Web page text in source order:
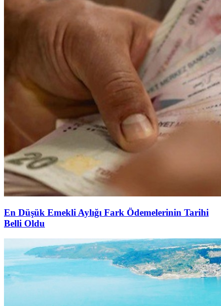
En Düşük Emekli Aylığı Fark Ödemelerinin Tarihi
Belli Oldu